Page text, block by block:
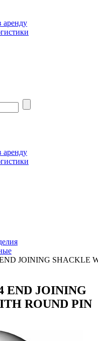
аренду
аренду
JOINING SHACKLE
END JOINING
ROUND PIN